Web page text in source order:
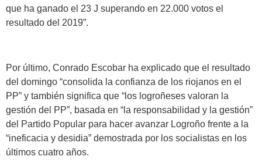
que ha ganado el 23 J superando en 22.000 votos el
resultado del 2019”.
Por último, Conrado Escobar ha explicado que el resultado
del domingo “consolida la confianza de los riojanos en el
PP” y también significa que “los logroñeses valoran la
gestión del PP”, basada en “la responsabilidad y la gestión”
del Partido Popular para hacer avanzar Logroño frente a la
“ineficacia y desidia” demostrada por los socialistas en los
últimos cuatro años.